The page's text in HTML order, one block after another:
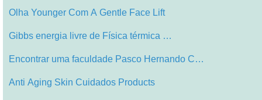
Olha Younger Com A Gentle Face Lift
Gibbs energia livre de Física térmica …
Encontrar uma faculdade Pasco Hernando C…
Anti Aging Skin Cuidados Products